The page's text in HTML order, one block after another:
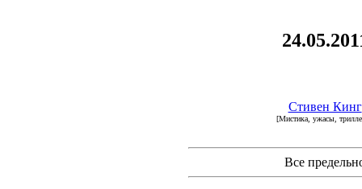
Стивен Кинг
[Мистика, ужасы,
Все